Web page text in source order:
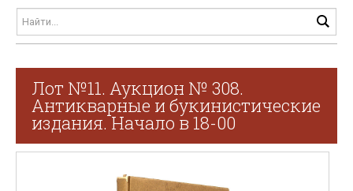
Лот №11. Аукцион № 308.
Антикварные и букинистические
издания. Начало в 18-00